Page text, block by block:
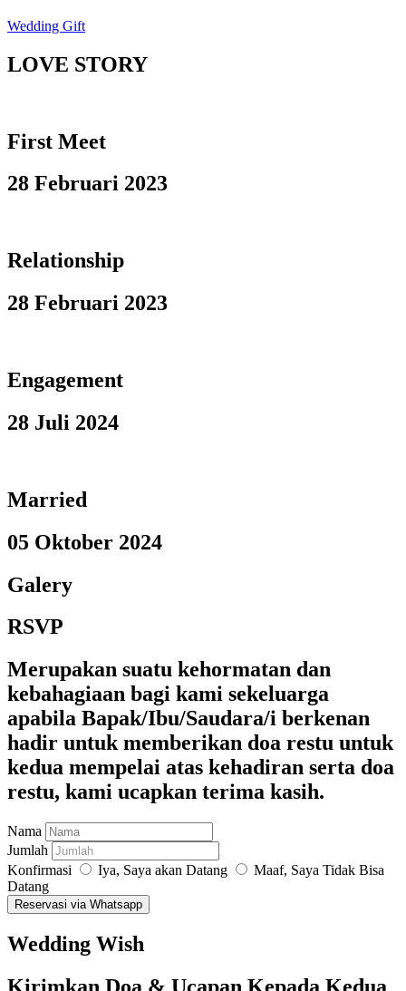
Wedding Gift
LOVE STORY
First Meet
28 Februari 2023
Relationship
28 Februari 2023
Engagement
28 Juli 2024
Married
05 Oktober 2024
Galery
RSVP
Merupakan suatu kehormatan dan
kebahagiaan bagi kami sekeluarga
apabila Bapak/Ibu/Saudara/i berkenan
hadir untuk memberikan doa restu untuk
kedua mempelai atas kehadiran serta doa
restu, kami ucapkan terima kasih.
Nama
Jumlah
Konfirmasi
Iya, Saya akan Datang
Maaf, Saya Tidak Bisa
Datang
Reservasi via Whatsapp
Wedding Wish